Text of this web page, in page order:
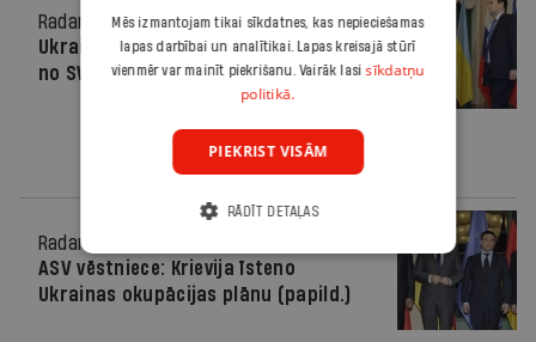
Radars
26.01.2015.
Ukrainas ministrs: Ja Krieviju atslēgs
no SWIFT, tās ekonomika sabruks
Radars
ASV vēstniece: Krievija īsteno
Ukrainas okupācijas plānu (papild.)
Mēs izmantojam tikai sīkdatnes, kas nepieciešamas
lapas darbībai un analītikai. Lapas kreisajā stūrī
vienmēr var mainīt piekrišanu. Vairāk lasisīkdatņu
politikā.
PIEKRIST VISĀM
RĀDĪT DETAĻAS